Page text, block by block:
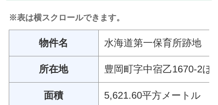
※表は横スクロールできます。
物件名 水海道第一保育所跡地
所在地 豊岡町字中宿乙1670-2ほ
面積 5,621.60平方メートル